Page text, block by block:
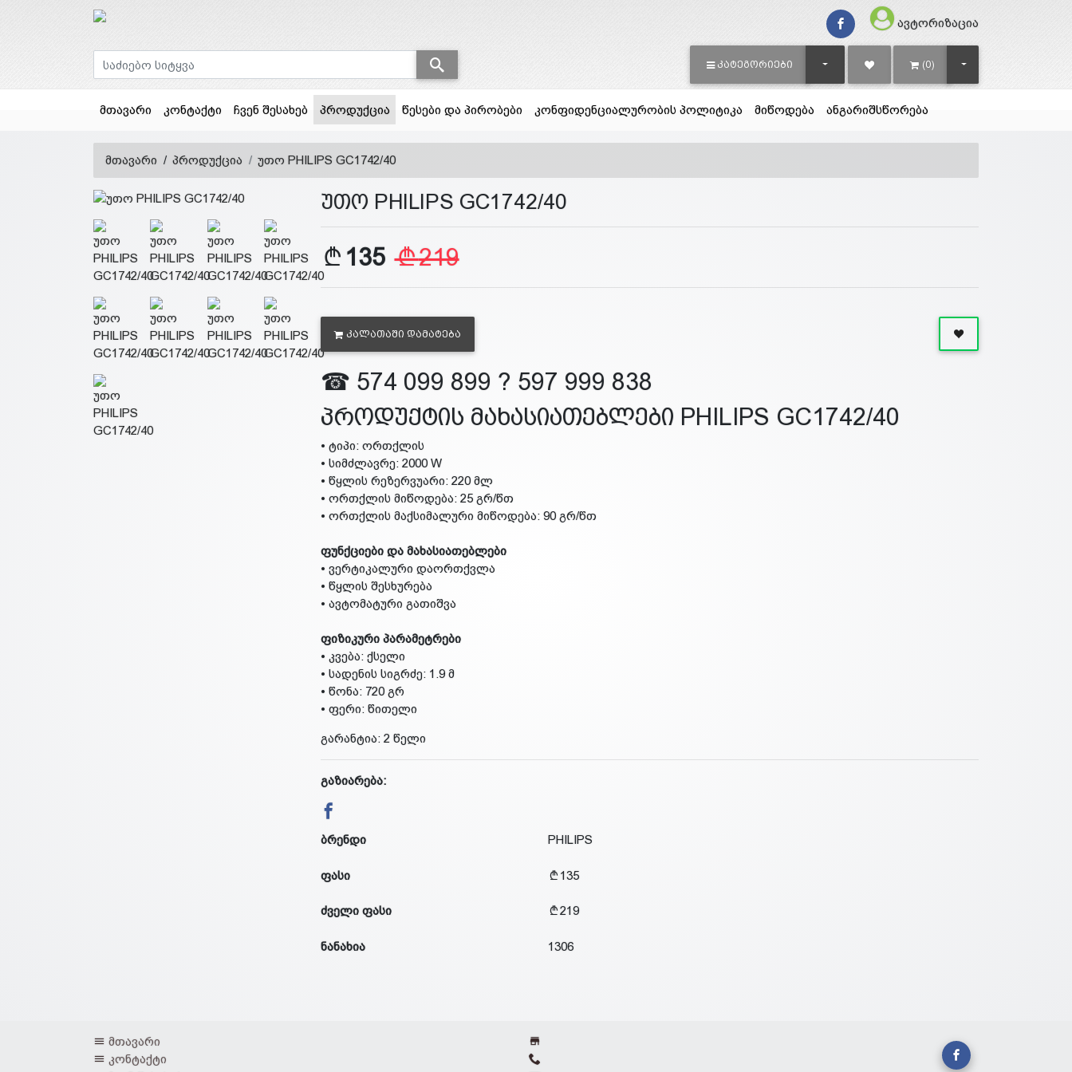
ავტორიზაცია
ᲙᲐᲢᲔᲒᲝᲠᲘᲔᲑᲘ TOGGLE DROPDOWN(0) TOGGLE DROPDOWN
მთავარი კონტაქტი ჩვენ შესახებ პროდუქცია(current)
წესები და პირობები კონფიდენციალურობის პოლიტიკა მიწოდება ანგარიშსწორება
მთავარი პროდუქცია უთო PHILIPS GC1742/40
უთო PHILIPS GC1742/40
135 219
ᲙᲐᲚᲐᲗᲐᲨᲘ ᲓᲐᲛᲐᲢᲔᲑᲐ
☎ 574 099 899 ? 597 999 838
პროდუქტის მახასიათებლები PHILIPS GC1742/40
• ტიპი: ორთქლის
• სიმძლავრე: 2000 W
• წყლის რეზერვუარი: 220 მლ
• ორთქლის მიწოდება: 25 გრ/წთ
• ორთქლის მაქსიმალური მიწოდება: 90 გრ/წთ
ფუნქციები და მახასიათებლები
• ვერტიკალური დაორთქვლა
• წყლის შესხურება
• ავტომატური გათიშვა
ფიზიკური პარამეტრები
• კვება: ქსელი
• სადენის სიგრძე: 1.9 მ
• წონა: 720 გრ
• ფერი: წითელი
გარანტია: 2 წელი
გაზიარება:
ბრენდი PHILIPS
ფასი 135
ძველი ფასი 219
ნანახია 1306
მთავარი
კონტაქტი